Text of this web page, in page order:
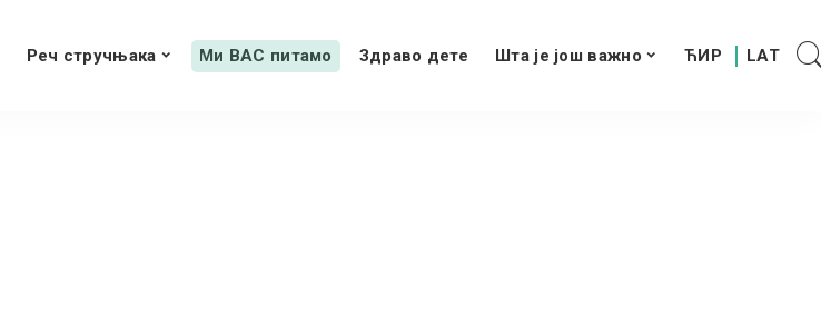
Реч стручњака Ми ВАС питамо Здраво дете Шта је још важно